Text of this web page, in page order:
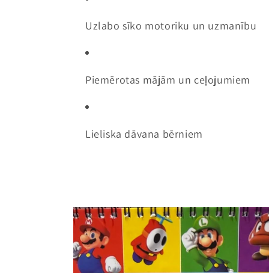
Uzlabo sīko motoriku un uzmanību
Piemērotas mājām un ceļojumiem
Lieliska dāvana bērniem